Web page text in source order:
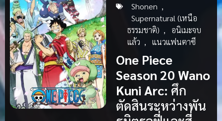
Shonen ,
Supernatural (เหนือ
ธรรมชาติ) ,
อนิเมะจบ
แล้ว , แนวแฟนตาซี
One Piece
Season 20 Wano
Kuni Arc: ศึก
ตัดสินระหว่างพัน